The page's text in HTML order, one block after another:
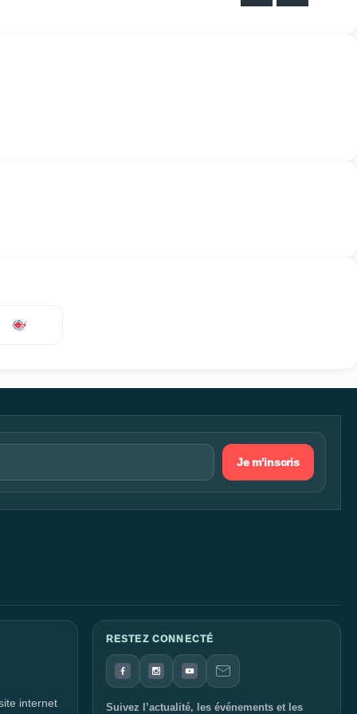
Je m'inscris
internet
RESTEZ CONNECTÉ
Suivez l’actualité, les événements et les